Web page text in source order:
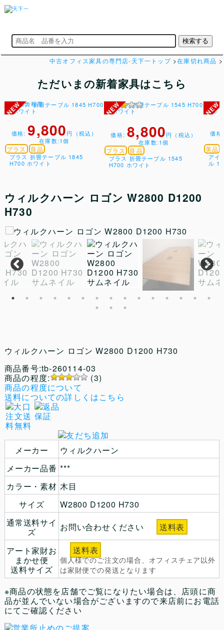
中古オフィス家具の専門店-天下一トップ>在庫切れ商品 >
ただいまの新着家具はこちら
価格: 9,800円（税込）
在庫数:1個
プラス 良品
プラス 折畳テーブル 1845
H700 ホワイト
価格:8,800円（税込）
在庫数:1個
プラス 良品
プラス 折畳テーブル 1545
H700 ホワイト
価
美品
アイ
ル
ウィルクハーン ロゴン W2800 D1200
H730
ウィルクハーン ロゴン W2800 D1200 H730
商品番号:tb-260114-03
商品の程度:
(3)
商品の程度について
送料についての詳しくはこちら
メーカー
ウィルクハーン
メーカー品番 ***
カラー・素材 木目
サイズ
W2800 D1200 H730
通常送料サイ
ズ
お問い合わせください 送料表
アート家財お
まかせ便
送料サイズ
送料表
個人様でのご注文の場合、オフィスチェア以外
は家財便での発送となります
※商品の状態を店舗でご覧になりたい場合は、店頭に商
品が並んでいない場合がございますので来店前にお電話
にてご確認ください